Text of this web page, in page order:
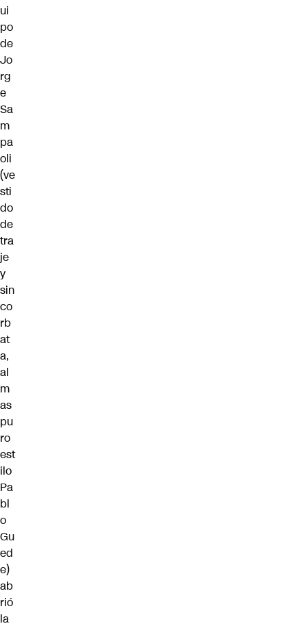
ui
po
de
Jo
rg
e
Sa
m
pa
oli
(ve
sti
do
de
tra
je
y
sin
co
rb
at
a,
al
m
as
pu
ro
est
ilo
Pa
bl
o
Gu
ed
e)
ab
rió
la